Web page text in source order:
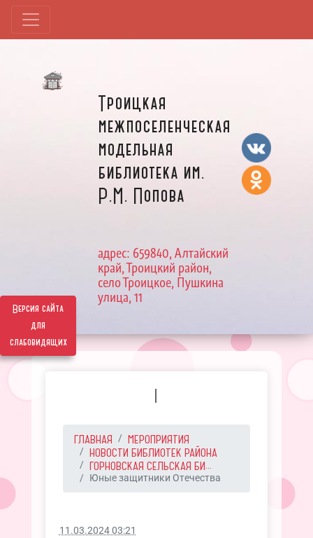
Версия сайта
для
слабовидящих
Троицкая
межпоселенческая
модельная
библиотека им.
Р.М. Попова
адрес: 659840, Алтайский
край, Троицкий район,
село Троицкое, Пушкина
улица, 11
I
ГЛАВНАЯ
МЕРОПРИЯТИЯ
НОВОСТИ БИБЛИОТЕК РАЙОНА
ГОРНОВСКАЯ СЕЛЬСКАЯ БИ...
Юные защитники Отечества
11.03.2024 03:21